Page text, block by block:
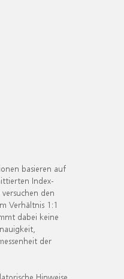
basieren auf
Index-
den
Verhältnis 1:1
dabei keine
der